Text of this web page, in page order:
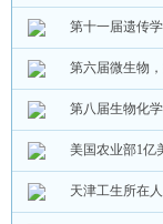
第十一届遗传
第六届微生物
第八届生物化
美国农业部1亿
天津工生所在